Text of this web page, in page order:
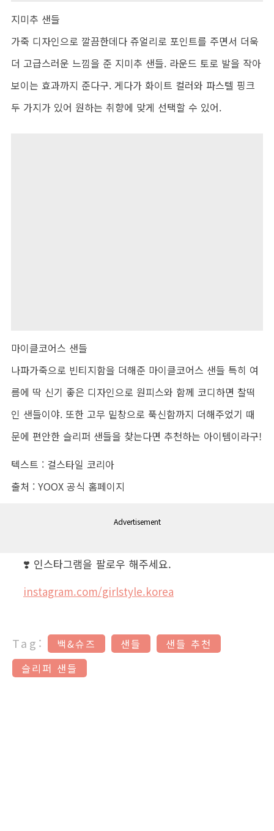
지미추 샌들
가죽 디자인으로 깔끔한데다 쥬얼리로 포인트를 주면서 더욱
더 고급스러운 느낌을 준 지미추 샌들. 라운드 토로 발을 작아
보이는 효과까지 준다구. 게다가 화이트 컬러와 파스텔 핑크
두 가지가 있어 원하는 취향에 맞게 선택할 수 있어.
마이클코어스 샌들
나파가죽으로 빈티지함을 더해준 마이클코어스 샌들 특히 여
름에 딱 신기 좋은 디자인으로 원피스와 함께 코디하면 찰떡
인 샌들이야. 또한 고무 밑창으로 푹신함까지 더해주었기 때
문에 편안한 슬리퍼 샌들을 찾는다면 추천하는 아이템이라구!
텍스트 : 걸스타일 코리아
출처 : YOOX 공식 홈페이지
Advertisement
❣️ 인스타그램을 팔로우 해주세요.
instagram.com/girlstyle.korea
Tag: 백&슈즈 샌들
샌들 추천
슬리퍼 샌들